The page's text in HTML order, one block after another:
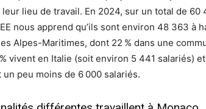
lieu de travail. En 2024, sur un total de
nous apprend qu’ils sont environ 48 363 à
Alpes-Maritimes, dont 22 % dans une
vivent en Italie (soit environ 5 441 salariés)
un peu moins de 6 000 salariés.